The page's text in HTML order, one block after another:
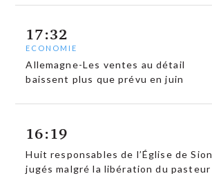
17:32
ECONOMIE
Allemagne-Les ventes au détail
baissent plus que prévu en juin
16:19
Huit responsables de l’Église de Sion
jugés malgré la libération du pasteur